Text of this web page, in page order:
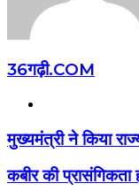
36गढ़ी.COM
मुख्यमंत्री ने किया
कबीर की